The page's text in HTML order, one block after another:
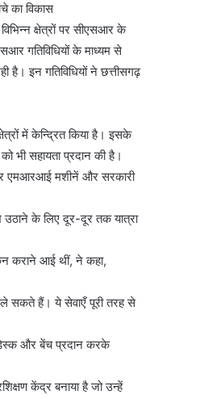
का विकास
क्षेत्रों पर सीएसआर के
गतिविधियों के माध्यम से
है। इन गतिविधियों ने छत्तीसगढ़
में केन्द्रित किया है। इसके
भी सहायता प्रदान की है।
एमआरआई मशीनें और सरकारी
उठाने के लिए दूर-दूर तक यात्रा
कराने आई थीं, ने कहा,
सकते हैं। ये सेवाएँ पूरी तरह से
डेस्क और बेंच प्रदान करके
केंद्र बनाया है जो उन्हें